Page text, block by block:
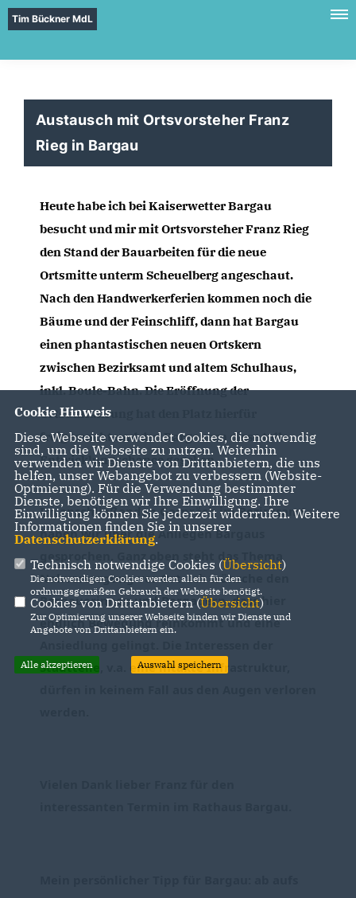
Tim Bückner MdL
Austausch mit Ortsvorsteher Franz
Rieg in Bargau
Heute habe ich bei Kaiserwetter Bargau
besucht und mir mit Ortsvorsteher Franz Rieg
den Stand der Bauarbeiten für die neue
Ortsmitte unterm Scheuelberg angeschaut.
Nach den Handwerkerferien kommen noch die
Bäume und der Feinschliff, dann hat Bargau
einen phantastischen neuen Ortskern
zwischen Bezirksamt und altem Schulhaus,
inkl. Boule-Bahn. Die Eröffnung der
Ortsumfahrung hat den Platz hierfür
freigemacht und den Bargauern diese tolle
Entwicklungschance gegeben.
Im anschließenden Gespräch im Bezirksamt
haben wir über die Anliegen Bargaus
gesprochen. Ganz oben steht das Thema
Nahversorgung vor Ort. Ich wünsche den
Bargauerinnen und Bargauern, dass hier
endlich Bewegung reinkommt und eine
Stadtteile, v.a. eine intakte Infrastruktur,
Cookie Hinweis
Diese Webseite verwendet Cookies, die notwendig
sind, um die Webseite zu nutzen. Weiterhin
verwenden wir Dienste von Drittanbietern, die uns
helfen, unser Webangebot zu verbessern (Website-
Optmierung). Für die Verwendung bestimmter
Dienste, benötigen wir Ihre Einwilligung. Ihre
Einwilligung können Sie jederzeit widerrufen. Weitere
Informationen finden Sie in unserer
Datenschutzerklärung.
Technisch notwendige Cookies (Übersicht)
Die notwendigen Cookies werden allein für den
ordnungsgemäßen Gebrauch der Webseite benötigt.
Cookies von Drittanbietern (Übersicht)
Zur Optimierung unserer Webseite binden wir Dienste und
Angebote von Drittanbietern ein.
Alle akzeptieren Auswahl speichern